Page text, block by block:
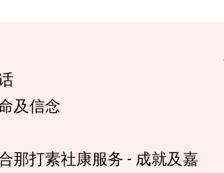
及信念
那打素社康服务 - 成就及嘉